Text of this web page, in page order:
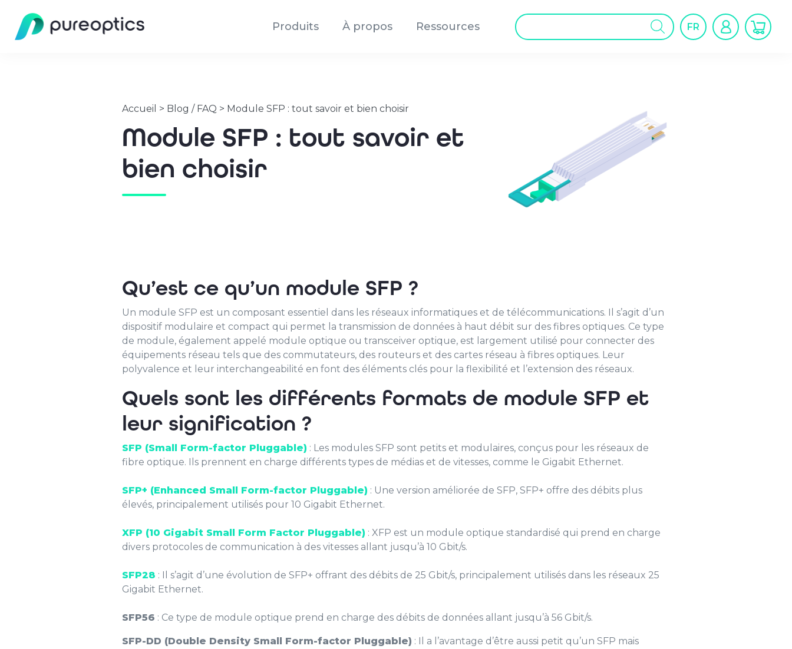
Produits À propos Ressources
Recherche
de
produits
FR
Accueil > Blog / FAQ > Module SFP : tout savoir et bien choisir
Module SFP : tout savoir et
bien choisir
Qu’est ce qu’un module SFP ?
Un module SFP est un composant essentiel dans les réseaux informatiques et de télécommunications. Il s’agit d’un
dispositif modulaire et compact qui permet la transmission de données à haut débit sur des fibres optiques. Ce type
de module, également appelé module optique ou transceiver optique, est largement utilisé pour connecter des
équipements réseau tels que des commutateurs, des routeurs et des cartes réseau à fibres optiques. Leur
polyvalence et leur interchangeabilité en font des éléments clés pour la flexibilité et l’extension des réseaux.
Quels sont les différents formats de module SFP et
leur signification ?
SFP (Small Form-factor Pluggable) : Les modules SFP sont petits et modulaires, conçus pour les réseaux de
fibre optique. Ils prennent en charge différents types de médias et de vitesses, comme le Gigabit Ethernet.
SFP+ (Enhanced Small Form-factor Pluggable) : Une version améliorée de SFP, SFP+ offre des débits plus
élevés, principalement utilisés pour 10 Gigabit Ethernet.
XFP (10 Gigabit Small Form Factor Pluggable) : XFP est un module optique standardisé qui prend en charge
divers protocoles de communication à des vitesses allant jusqu’à 10 Gbit/s.
SFP28 : Il s’agit d’une évolution de SFP+ offrant des débits de 25 Gbit/s, principalement utilisés dans les réseaux 25
Gigabit Ethernet.
SFP56 : Ce type de module optique prend en charge des débits de données allant jusqu’à 56 Gbit/s.
SFP-DD (Double Density Small Form-factor Pluggable) : Il a l’avantage d’être aussi petit qu’un SFP mais